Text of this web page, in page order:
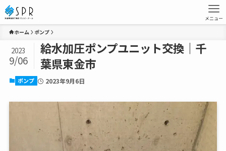
メニュー
ホーム ポンプ
給水加圧ポンプユニット交換｜千
葉県東金市
2023
9/06
ポンプ 2023年9月6日